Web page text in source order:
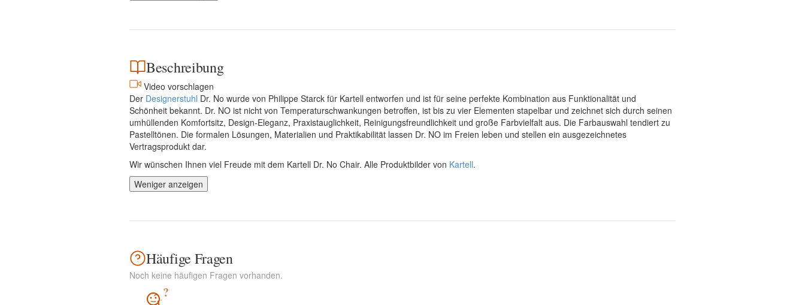
Beschreibung
Video vorschlagen
Der Designerstuhl Dr. No wurde von Philippe Starck für Kartell entworfen und ist für seine perfekte Kombination aus Funktionalität und
Schönheit bekannt. Dr. NO ist nicht von Temperaturschwankungen betroffen, ist bis zu vier Elementen stapelbar und zeichnet sich durch seinen
umhüllenden Komfortsitz, Design-Eleganz, Praxistauglichkeit, Reinigungsfreundlichkeit und große Farbvielfalt aus. Die Farbauswahl tendiert zu
Pastelltönen. Die formalen Lösungen, Materialien und Praktikabilität lassen Dr. NO im Freien leben und stellen ein ausgezeichnetes
Vertragsprodukt dar.
Wir wünschen Ihnen viel Freude mit dem Kartell Dr. No Chair. Alle Produktbilder von Kartell.
Weniger anzeigen
Häufige Fragen
Noch keine häufigen Fragen vorhanden.
?